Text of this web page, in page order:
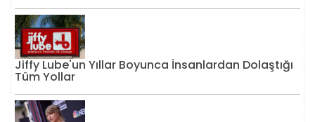
Jiffy Lube'un Yıllar Boyunca İnsanlardan Dolaştığı
Tüm Yollar